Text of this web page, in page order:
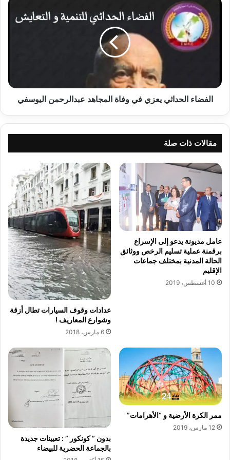
الحداثي
يعزي
الفضاء الحداثي يعزي في وفاة المجاهد عبدالرحمن اليوسفي
مقالات ذات صلة
عامل مديونة يدعو إلى الإسراع
برقمنة عملية تسليم الرخص ووثائق
الحالة المدنية بمختلف جماعات
الإقليم
10 أغسطس، 2019
عدادات وقوف السيارات تطال أزقة
وشوارع المعاريف‮ !‬
6 مارس، 2018
ممر الكرة الأرضية و “الأهرامات”
12 مارس، 2019
بدون ” كونكور ” : تعيينات جديدة
بالجماعة الحضرية للبيضاء